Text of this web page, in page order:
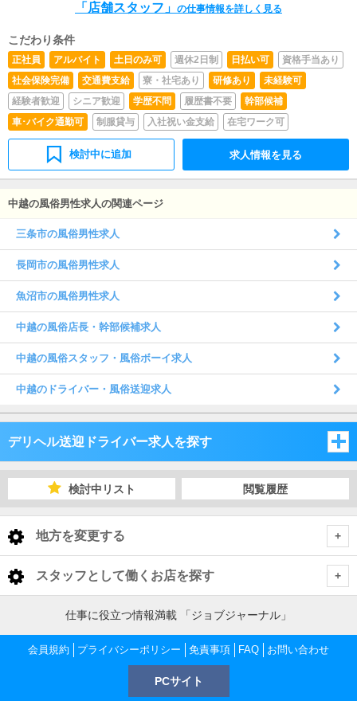
大歓迎です！
「店舗スタッフ」 の仕事情報を詳しく見る
こだわり条件
正社員 アルバイト 土日のみ可 週休2日制 日払い可
資格手当あり
社会保険完備
交通費支給 寮・社宅あり 研修あり
未経験可
経験者歓迎
シニア歓迎 学歴不問 履歴書不要
幹部候補
車･バイク通勤可
制服貸与 入社祝い金支給 在宅ワーク可
検討中に追加 求人情報を見る
中越の風俗男性求人の関連ページ
三条市の風俗男性求人
長岡市の風俗男性求人
魚沼市の風俗男性求人
中越の風俗店長・幹部候補求人
中越の風俗スタッフ・風俗ボーイ求人
中越のドライバー・風俗送迎求人
デリヘル送迎ドライバー求人を探す
新潟県
下越 デリヘル送迎ドライバー
新潟市 デリヘル送迎ドライバー
中越
中越 デリヘル送迎ドライバー
長野・千曲・須坂・中野
長野・千曲・須坂・中野 デリヘル送迎ドライバー
山梨県 デリヘル送迎ドライバー
検討中リスト 閲覧履歴
地方を変更する
< 全国トップ
北海道 男性高収入
東北 男性高収入
南関東 男性高収入
甲信越 男性高収入
スタッフとして働くお店を探す
新潟県
新潟 男性高収入
長野県
仕事に役立つ情報満載 「ジョブジャーナル」
会員規約 プライバシーポリシー 免責事項 FAQ お問い合わせ
PCサイト